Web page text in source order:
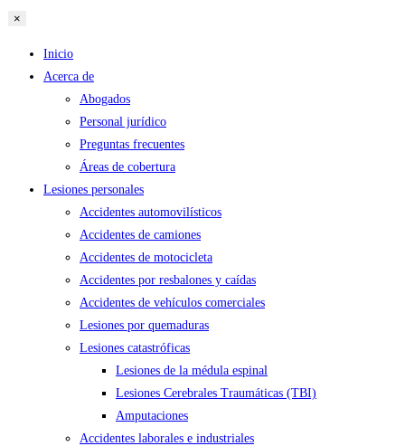
×
Inicio
Acerca de
Abogados
Personal jurídico
Preguntas frecuentes
Áreas de cobertura
Lesiones personales
Accidentes automovilísticos
Accidentes de camiones
Accidentes de motocicleta
Accidentes por resbalones y caídas
Accidentes de vehículos comerciales
Lesiones por quemaduras
Lesiones catastróficas
Lesiones de la médula espinal
Lesiones Cerebrales Traumáticas (TBI)
Amputaciones
Accidentes laborales e industriales